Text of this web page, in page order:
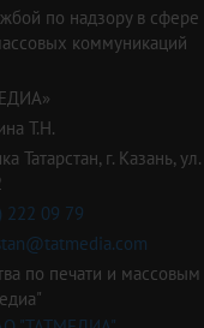
по надзору в сфере
коммуникаций
Т.Н.
Татарстан, г. Казань, ул.
222 09 79
по печати и массовым